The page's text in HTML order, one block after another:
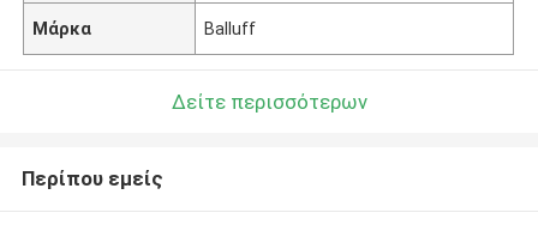
Μάρκα Balluff
Δείτε περισσότερων
Περίπου εμείς